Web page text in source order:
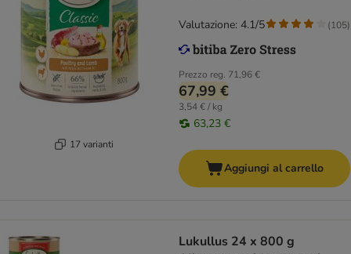
17 varianti
Prezzo reg. 71,96 €
67,99 €
3,54 € / kg
63,23 €
Valutazione: 4.1/5 (105)
Aggiungi al carrello
Lukullus 24 x 800 g